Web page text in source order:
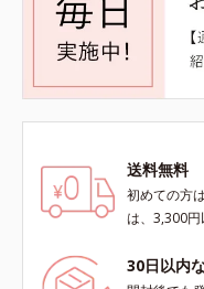
送料無料
初めての方
は、3,300
30日以内